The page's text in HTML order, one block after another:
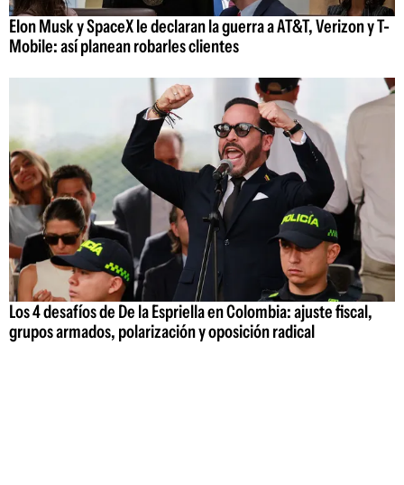
Elon Musk y SpaceX le declaran la guerra a AT&T, Verizon y T-
Mobile: así planean robarles clientes
Los 4 desafíos de De la Espriella en Colombia: ajuste fiscal,
grupos armados, polarización y oposición radical